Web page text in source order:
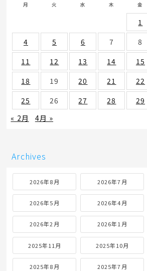
月 火 水 木 金
1
4
5 6 7 8
11
12 13 14 15
18
19 20 21 22
25
26 27 28 29
« 2月
4月 »
Archives
2026年8月 2026年7月
2026年5月 2026年4月
2026年2月 2026年1月
2025年11月 2025年10月
2025年8月 2025年7月